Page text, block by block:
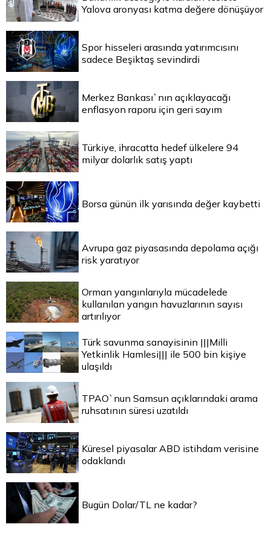
Yalova aronyası katma değere dönüşüyor
Spor hisseleri arasında yatırımcısını
sadece Beşiktaş sevindirdi
Merkez Bankası`nın açıklayacağı
enflasyon raporu için geri sayım
Türkiye, ihracatta hedef ülkelere 94
milyar dolarlık satış yaptı
Borsa günün ilk yarısında değer kaybetti
Avrupa gaz piyasasında depolama açığı
risk yaratıyor
Orman yangınlarıyla mücadelede
kullanılan yangın havuzlarının sayısı
artırılıyor
Türk savunma sanayisinin |||Milli
Yetkinlik Hamlesi||| ile 500 bin kişiye
ulaşıldı
TPAO`nun Samsun açıklarındaki arama
ruhsatının süresi uzatıldı
Küresel piyasalar ABD istihdam verisine
odaklandı
Bugün Dolar/TL ne kadar?